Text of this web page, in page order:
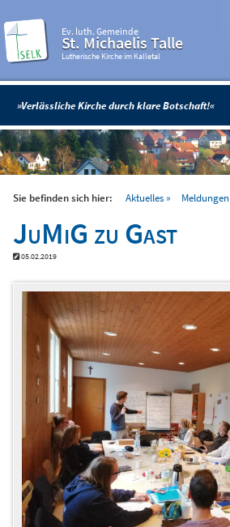
Ev. luth. Gemeinde
St. Michaelis Talle
Lutherische Kirche im Kalletal
»Verlässliche Kirche durch klare Botschaft!«
Sie befinden sich hier: Aktuelles Meldungen
JuMiG zu Gast
05.02.2019